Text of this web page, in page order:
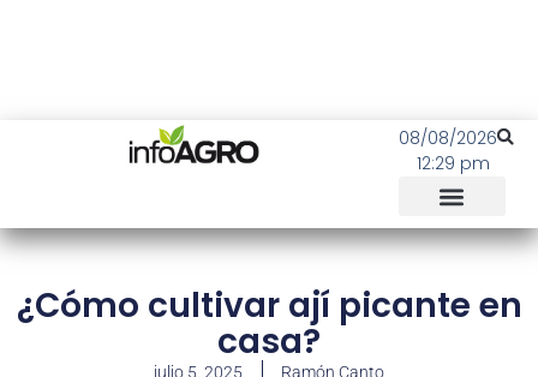
08/08/2026
12:29 pm
¿Cómo cultivar ají picante en
casa?
julio 5, 2025 Ramón Canto